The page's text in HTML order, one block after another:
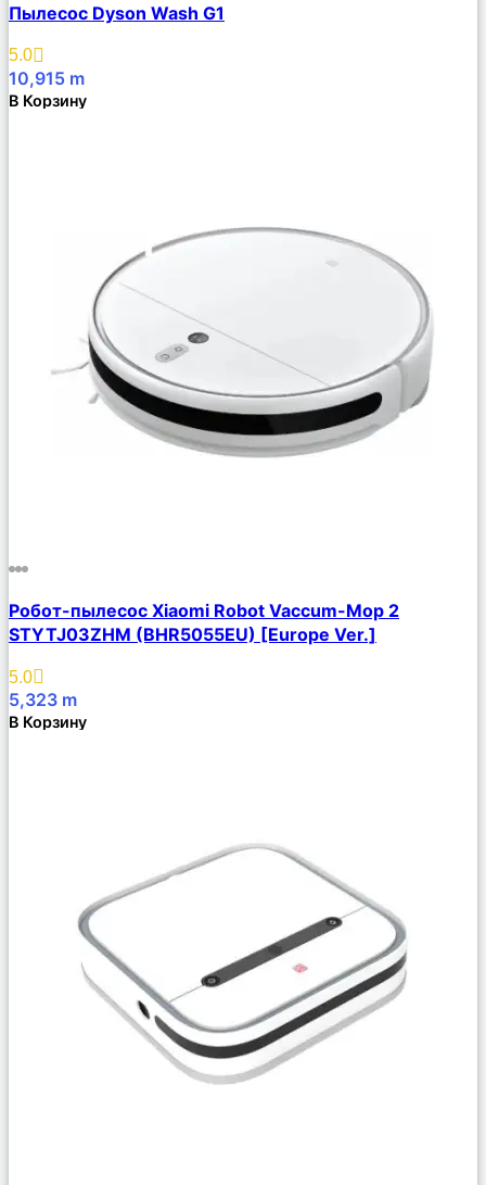
Описание
Избранное
Пылесос Dyson Wash G1
5.0
10,915 m
В Корзину
Описание
Избранное
Робот-пылесос Xiaomi Robot Vaccum-Mop 2
STYTJ03ZHM (BHR5055EU) [Europe Ver.]
5.0
5,323 m
В Корзину